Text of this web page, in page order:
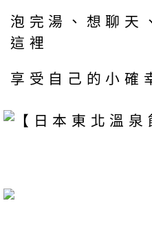
泡完湯、想聊天
這裡
享受自己的小確